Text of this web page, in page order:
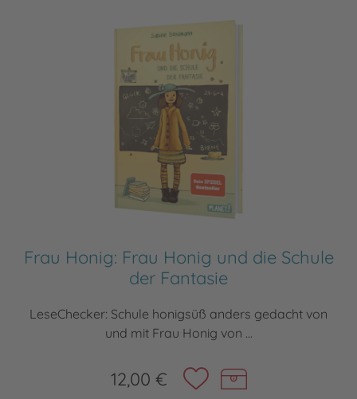
Frau Honig: Frau Honig und die Schule
der Fantasie
LeseChecker: Schule honigsüß anders gedacht von
und mit Frau Honig von ...
12,00 €